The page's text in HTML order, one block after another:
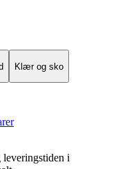
Klær og sko
i